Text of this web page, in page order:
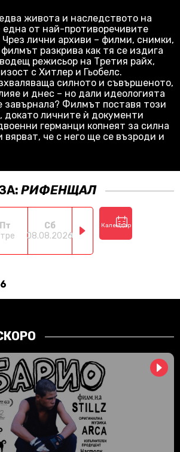
живота и наследството на
от най-противоречивите
Чрез лични архиви – филми, снимки,
разкрива как тя се издига
режисьор на Третия райх,
с Хитлер и Гьобелс.
силното и съвършеното,
и днес – но дали идеологията
завърнала? Филмът поставя този
докато личните ѝ документи
германци копнеят за силна
вярват, че с него ще се възроди и
РИФЕНЩАЛ
Пт
Сб
08.08.202609.08.2026
10.08.2026
Календар